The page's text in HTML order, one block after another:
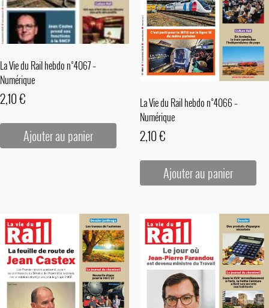
La Vie du Rail hebdo n°4067 –
Numérique
2,10€
Ajouter au panier
La Vie du Rail hebdo n°4066 –
Numérique
2,10€
Ajouter au panier